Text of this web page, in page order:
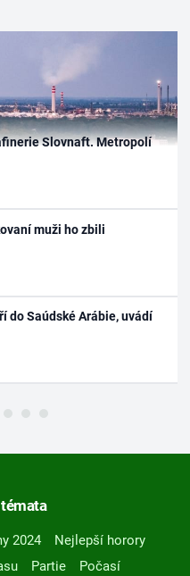
Slovnaft. Metropolí
muži ho zbili
do Saúdské Arábie, uvádí
2024
Nejlepší horory
Partie
Počasí